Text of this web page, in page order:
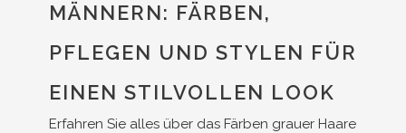
MÄNNERN: FÄRBEN,
PFLEGEN UND STYLEN FÜR
EINEN STILVOLLEN LOOK
Erfahren Sie alles über das Färben grauer Haare